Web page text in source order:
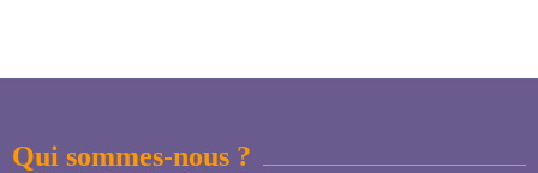
Qui sommes-nous ?